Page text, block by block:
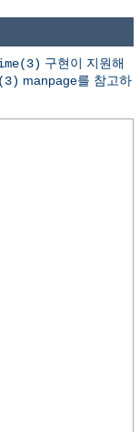
구현이 지원해
manpage를 참고하